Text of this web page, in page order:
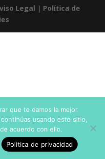
Legal | Política de
que te damos la mejor
usando este sitio,
acuerdo con ello.
Política de privacidad